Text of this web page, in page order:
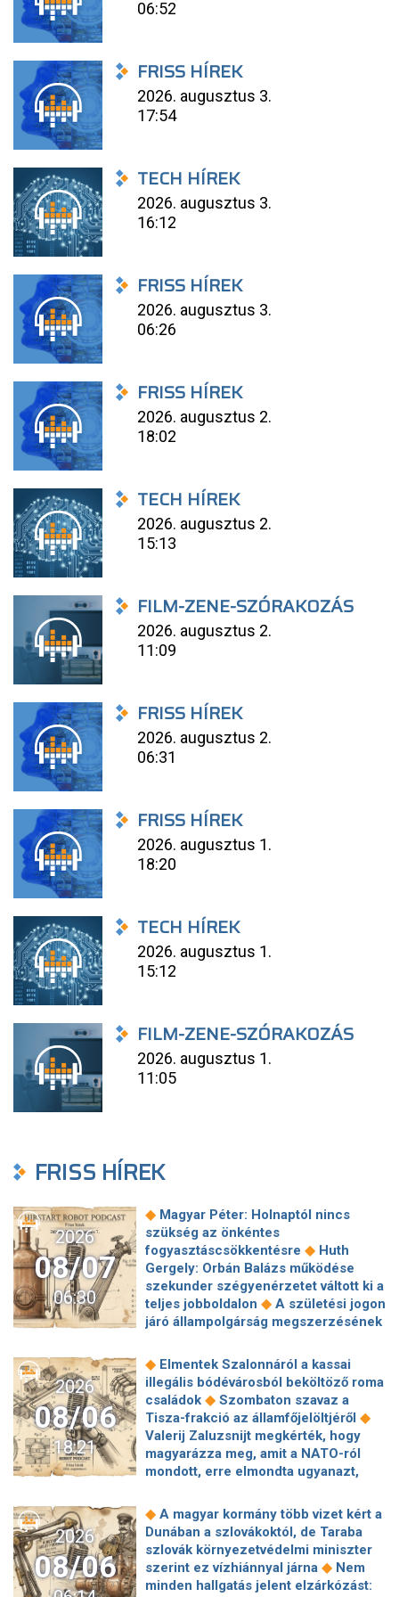
06:52
FRISS HÍREK
2026. augusztus 3.
17:54
TECH HÍREK
2026. augusztus 3.
16:12
FRISS HÍREK
2026. augusztus 3.
06:26
FRISS HÍREK
2026. augusztus 2.
18:02
TECH HÍREK
2026. augusztus 2.
15:13
FILM-ZENE-SZÓRAKOZÁS
2026. augusztus 2.
11:09
FRISS HÍREK
2026. augusztus 2.
06:31
FRISS HÍREK
2026. augusztus 1.
18:20
TECH HÍREK
2026. augusztus 1.
15:12
FILM-ZENE-SZÓRAKOZÁS
2026. augusztus 1.
11:05
FRISS HÍREK
2026
08/07
06:30
◆ Magyar Péter: Holnaptól nincs
szükség az önkéntes
fogyasztáscsökkentésre ◆ Huth
Gergely: Orbán Balázs működése
szekunder szégyenérzetet váltott ki a
teljes jobboldalon ◆ A születési jogon
járó állampolgárság megszerzésének
Donald Trump
◆ „Kevésen múlt a
katasztrófa” – szintet léphetett az
orosz hibrid hadviselés ◆
Ákos: Vagyonkezelés közérdekből: mi
jön a kekvák után? ◆ Térképen, ahogy
hajnalban elérte Magyarország
határát a hidegfront ◆ A forintot is
megütheti az aszály ◆ Szombaton
államfőjelöltjéről◆Egyre inkább az
agglomerációt választják a főváros
helyett, akik százmilliónál többért
vennének lakást◆Robbanószereket
találtak Budapesten, péntek hajnalban
2026
08/06
18:21
◆ Elmentek Szalonnáról a kassai
illegális bódévárosból beköltöző roma
családok ◆ Szombaton szavaz a
Tisza-frakció az államfőjelöltjéről ◆
Valerij Zaluzsnijt megkérték, hogy
magyarázza meg, amit a NATO-ról
mondott, erre elmondta ugyanazt,
kötött szerződéseket a HM cége a
Lounge Eventtel, a miniszter
feljelentést tett
◆Orbán Anita
megkérte a szlovák kormányt, hogy
segítse a magyar vízellátást ◆ Forró
2026
08/06
◆ A magyar kormány több vizet kért a
Dunában a szlovákoktól, de Taraba
szlovák környezetvédelmi miniszter
szerint ez vízhiánnyal járna ◆ Nem
minden hallgatás jelent elzárkózást: